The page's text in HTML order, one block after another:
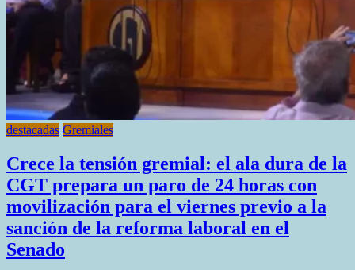
destacadas Gremiales
Crece la tensión gremial: el ala dura de la
CGT prepara un paro de 24 horas con
movilización para el viernes previo a la
sanción de la reforma laboral en el
Senado